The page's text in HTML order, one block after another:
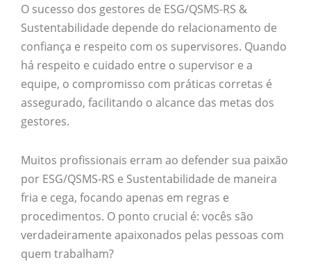
O sucesso dos gestores de ESG/QSMS-RS &
Sustentabilidade depende do relacionamento de
confiança e respeito com os supervisores. Quando
há respeito e cuidado entre o supervisor e a
equipe, o compromisso com práticas corretas é
assegurado, facilitando o alcance das metas dos
gestores.
Muitos profissionais erram ao defender sua paixão
por ESG/QSMS-RS e Sustentabilidade de maneira
fria e cega, focando apenas em regras e
procedimentos. O ponto crucial é: vocês são
verdadeiramente apaixonados pelas pessoas com
quem trabalham?